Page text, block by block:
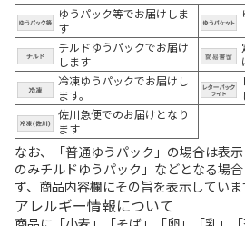
ゆうパック等でお届けしま
す
チルドゆうパックでお届け
します
冷凍ゆうパックでお届けし
ます。
佐川急便でのお届けとなり
ます
なお、「普通ゆうパック」の場合は表
のみチルドゆうパック」などとなる場
ず、商品内容欄にその旨を表示していま
アレルギー情報について